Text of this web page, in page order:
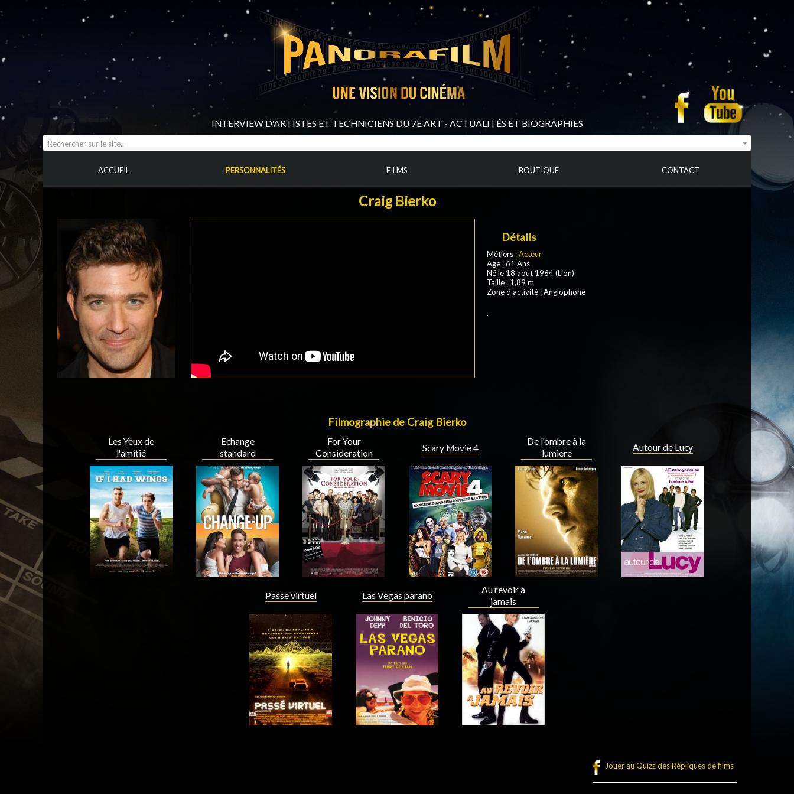
INTERVIEW D'ARTISTES ET TECHNICIENS DU 7E ART - ACTUALITÉS ET BIOGRAPHIES
Rechercher sur le site...
ACCUEIL PERSONNALITÉS FILMS BOUTIQUE CONTACT
Craig Bierko
Détails
Métiers :Acteur
Age : 61 Ans
Né le 18 août 1964 (Lion)
Taille : 1,89 m
Zone d'activité : Anglophone
.
Filmographie de Craig Bierko
Les Yeux de
l'amitié
Echange
standard
For Your
Consideration
Scary Movie 4
De l'ombre à la
lumière
Autour de Lucy
Passé virtuel Las Vegas parano
Au revoir à
jamais
Jouer au Quizz des Répliques de films